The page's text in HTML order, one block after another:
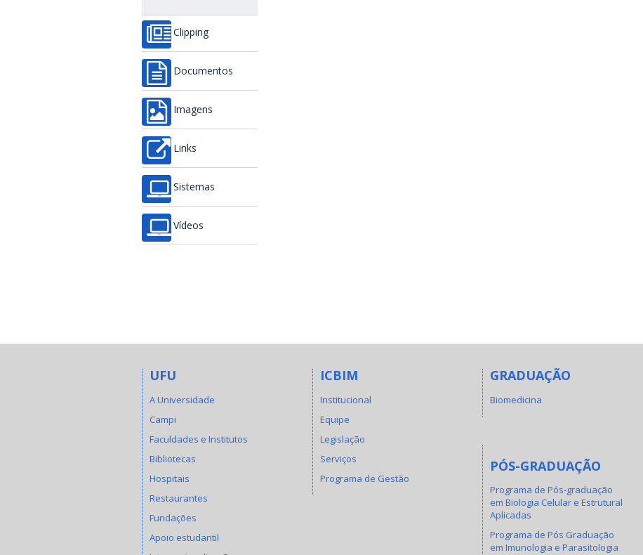
Clipping
Documentos
Imagens
Links
Sistemas
Vídeos
UFU
A Universidade
Campi
Faculdades e Institutos
Bibliotecas
Hospitais
Restaurantes
Fundações
Apoio estudantil
ICBIM
Institucional
Equipe
Legislação
Serviços
Programa de Gestão
GRADUAÇÃO
Biomedicina
PÓS-GRADUAÇÃO
Programa de Pós-graduação
em Biologia Celular e Estrutural
Aplicadas
Programa de Pós Graduação
em Imunologia e Parasitologia